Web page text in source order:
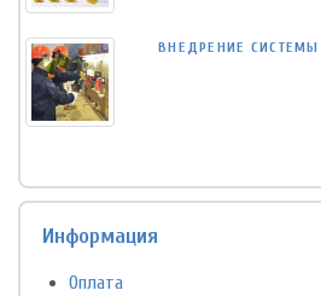
ВНЕДРЕНИЕ СИСТЕМЫ
Информация
Оплата